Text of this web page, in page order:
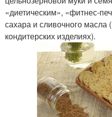
«диетическим», «фитнес-
сахара и сливочного масла
кондитерских изделиях).